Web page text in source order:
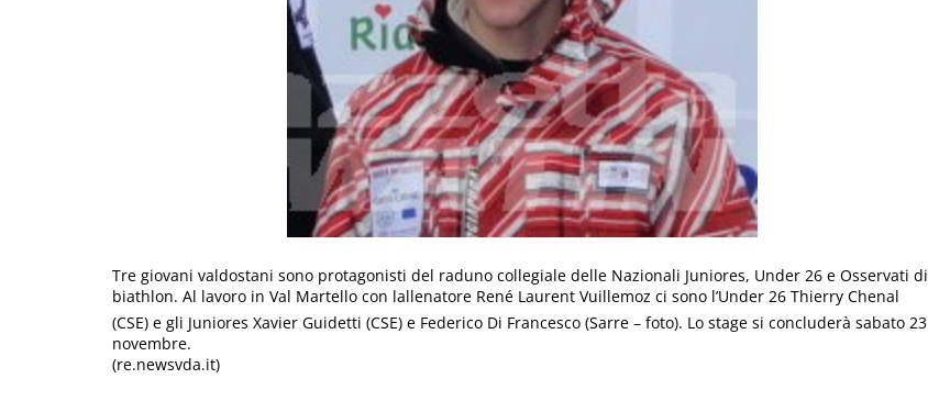
Tre giovani valdostani sono protagonisti del raduno collegiale delle Nazionali Juniores, Under 26 e Osservati di
biathlon. Al lavoro in Val Martello con lallenatore René Laurent Vuillemoz ci sono l’Under 26 Thierry Chenal
(CSE) e gli Juniores Xavier Guidetti (CSE) e Federico Di Francesco (Sarre – foto). Lo stage si concluderà sabato 23
novembre.
(re.newsvda.it)